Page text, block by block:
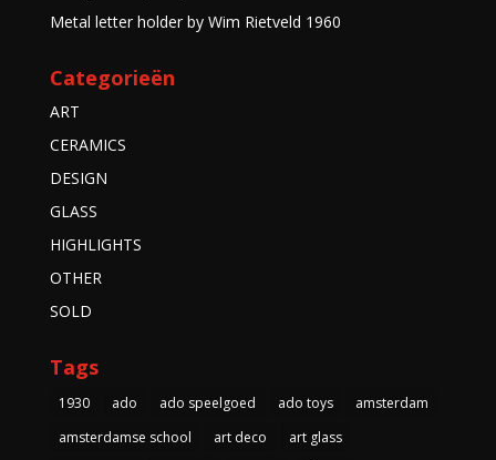
Metal letter holder by Wim Rietveld 1960
Categorieën
ART
CERAMICS
DESIGN
GLASS
HIGHLIGHTS
OTHER
SOLD
Tags
1930 ado ado speelgoed ado toys
amsterdam
amsterdamse school
art deco
art glass